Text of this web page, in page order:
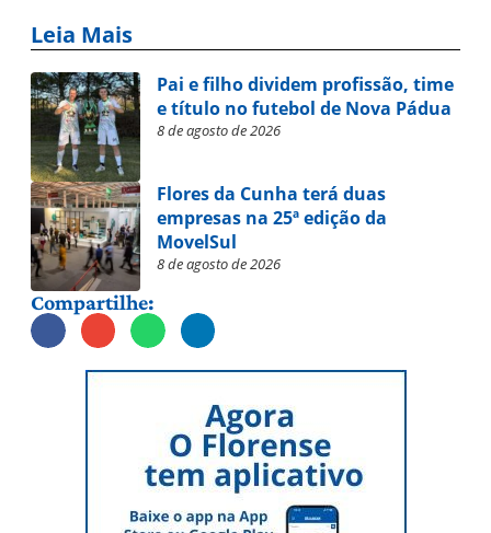
Leia Mais
Pai e filho dividem profissão, time
e título no futebol de Nova Pádua
8 de agosto de 2026
Flores da Cunha terá duas
empresas na 25ª edição da
MovelSul
8 de agosto de 2026
Compartilhe: